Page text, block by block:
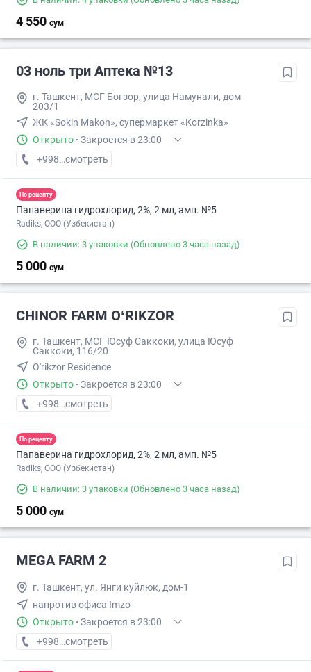
4 550 сум
03 ноль три Аптека №13
г. Ташкент, МСГ Богзор, улица Намунали, дом
203/1
ЖК «Sokin Makon», супермаркет «Korzinka»
Открыто · Закроется в 23:00
+998 (77) XXX-XX-XX
смотреть
По рецепту
Папаверина гидрохлорид, 2%, 2 мл, амп. №5
Radiks, ООО (Узбекистан)
В наличии: 3 упаковки (Обновлено 3 часа назад)
5 000 сум
CHINOR FARM OʻRIKZOR
г. Ташкент, МСГ Юсуф Саккоки, улица Юсуф
Саккоки, 116/20
O'rikzor Residence
Открыто · Закроется в 23:00
+998 (77) XXX-XX-XX
смотреть
По рецепту
Папаверина гидрохлорид, 2%, 2 мл, амп. №5
Radiks, ООО (Узбекистан)
В наличии: 3 упаковки (Обновлено 3 часа назад)
5 000 сум
MEGA FARM 2
г. Ташкент, ул. Янги куйлюк, дом-1
напротив офиса Imzo
Открыто · Закроется в 23:00
+998 (71) XXX-XX-XX
смотреть